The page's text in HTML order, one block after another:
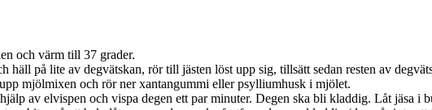
och värm till 37 grader.
häll på lite av degvätskan, rör till jästen löst upp sig, tillsätt sedan resten av
mjölmixen och rör ner xantangummi eller psylliumhusk i mjölet.
av elvispen och vispa degen ett par minuter. Degen ska bli kladdig. Låt jäsa i